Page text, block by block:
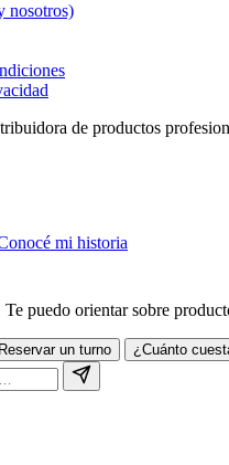
nosotros)
de productos
mi historia
puedo orientar sobre
Reservar un turno ¿Cuánto